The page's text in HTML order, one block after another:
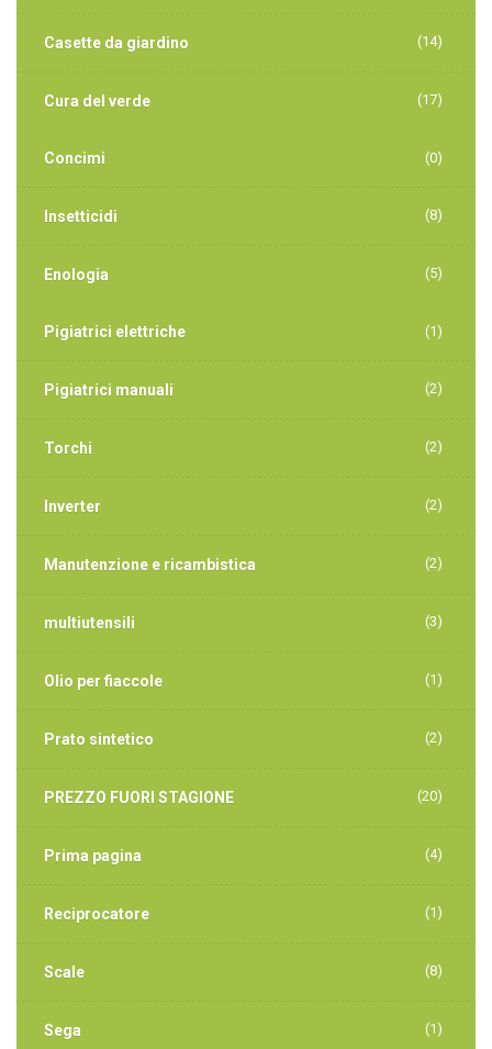
Casette da giardino (14)
Cura del verde (17)
Concimi (0)
Insetticidi (8)
Enologia (5)
Pigiatrici elettriche (1)
Pigiatrici manuali (2)
Torchi (2)
Inverter (2)
Manutenzione e ricambistica (2)
multiutensili (3)
Olio per fiaccole (1)
Prato sintetico (2)
PREZZO FUORI STAGIONE (20)
Prima pagina (4)
Reciprocatore (1)
Scale (8)
Sega (1)